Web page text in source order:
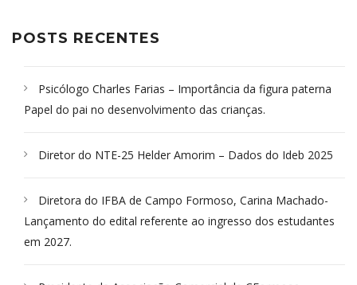
POSTS RECENTES
Psicólogo Charles Farias – Importância da figura paterna
Papel do pai no desenvolvimento das crianças.
Diretor do NTE-25 Helder Amorim – Dados do Ideb 2025
Diretora do IFBA de Campo Formoso, Carina Machado-
Lançamento do edital referente ao ingresso dos estudantes
em 2027.